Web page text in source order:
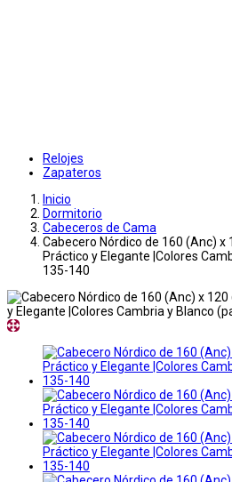
Relojes
Zapateros
Inicio
Dormitorio
Cabeceros de Cama
Cabecero Nórdico de 160 (Anc) x
Práctico y Elegante |Colores
135-140